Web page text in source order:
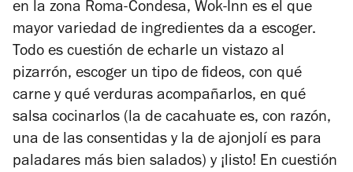
en la zona Roma-Condesa, Wok-Inn es el que
mayor variedad de ingredientes da a escoger.
Todo es cuestión de echarle un vistazo al
pizarrón, escoger un tipo de fideos, con qué
carne y qué verduras acompañarlos, en qué
salsa cocinarlos (la de cacahuate es, con razón,
una de las consentidas y la de ajonjolí es para
paladares más bien salados) y ¡listo! En cuestión